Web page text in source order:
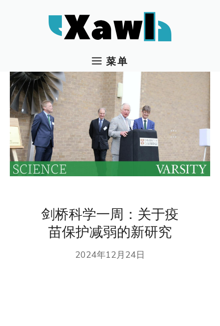
菜单
剑桥科学一周：关于疫
苗保护减弱的新研究
2024年12月24日